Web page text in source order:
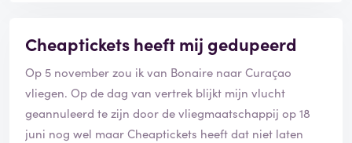
Cheaptickets heeft mij gedupeerd
Op 5 november zou ik van Bonaire naar Curaçao
vliegen. Op de dag van vertrek blijkt mijn vlucht
geannuleerd te zijn door de vliegmaatschappij op 18
juni nog wel maar Cheaptickets heeft dat niet laten